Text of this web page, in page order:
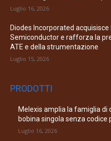
Luglio 16, 2026
Diodes Incorporated acquisisce
Semiconductor e rafforza la
ATE e della strumentazione
Luglio 15, 2026
PRODOTTI
Melexis amplia la famiglia di
bobina singola senza codice
Luglio 16, 2026